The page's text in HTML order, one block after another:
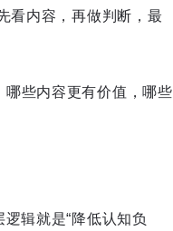
看内容，再做判断，最
些内容更有价值，哪些
辑就是“降低认知负